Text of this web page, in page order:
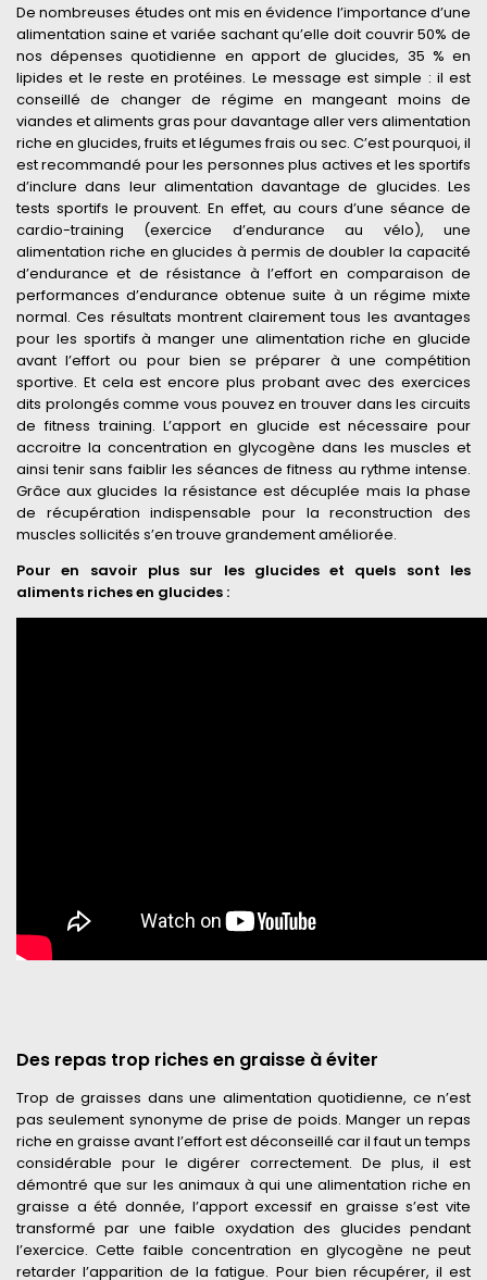
De nombreuses études ont mis en évidence l’importance d’une
alimentation saine et variée sachant qu’elle doit couvrir 50% de
nos dépenses quotidienne en apport de glucides, 35 % en
lipides et le reste en protéines. Le message est simple : il est
conseillé de changer de régime en mangeant moins de
viandes et aliments gras pour davantage aller vers alimentation
riche en glucides, fruits et légumes frais ou sec. C’est pourquoi, il
est recommandé pour les personnes plus actives et les sportifs
d’inclure dans leur alimentation davantage de glucides. Les
tests sportifs le prouvent. En effet, au cours d’une séance de
cardio-training (exercice d’endurance au vélo), une
alimentation riche en glucides à permis de doubler la capacité
d’endurance et de résistance à l’effort en comparaison de
performances d’endurance obtenue suite à un régime mixte
normal. Ces résultats montrent clairement tous les avantages
pour les sportifs à manger une alimentation riche en glucide
avant l’effort ou pour bien se préparer à une compétition
sportive. Et cela est encore plus probant avec des exercices
dits prolongés comme vous pouvez en trouver dans les circuits
de fitness training. L’apport en glucide est nécessaire pour
accroitre la concentration en glycogène dans les muscles et
ainsi tenir sans faiblir les séances de fitness au rythme intense.
Grâce aux glucides la résistance est décuplée mais la phase
de récupération indispensable pour la reconstruction des
muscles sollicités s’en trouve grandement améliorée.
Pour en savoir plus sur les glucides et quels sont les
aliments riches en glucides :
Des repas trop riches en graisse à éviter
Trop de graisses dans une alimentation quotidienne, ce n’est
pas seulement synonyme de prise de poids. Manger un repas
riche en graisse avant l’effort est déconseillé car il faut un temps
considérable pour le digérer correctement. De plus, il est
démontré que sur les animaux à qui une alimentation riche en
graisse a été donnée, l’apport excessif en graisse s’est vite
transformé par une faible oxydation des glucides pendant
l’exercice. Cette faible concentration en glycogène ne peut
retarder l’apparition de la fatigue. Pour bien récupérer, il est